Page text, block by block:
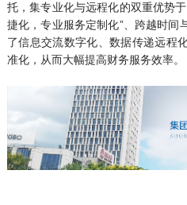
托，集专业化与远程化的双重优势
捷化，专业服务定制化”、跨越时间
了信息交流数字化、数据传递远程
准化，从而大幅提高财务服务效率。